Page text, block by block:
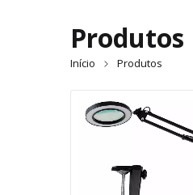
Produtos
Início Produtos